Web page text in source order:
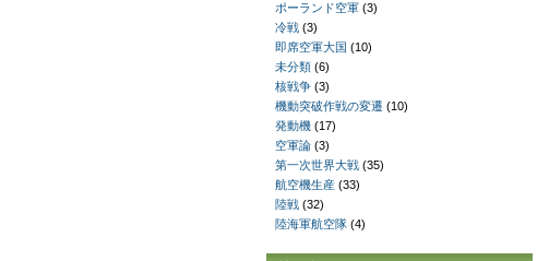
ポーランド空軍(3)
冷戦(3)
即席空軍大国 (10)
未分類(6)
核戦争(3)
機動突破作戦の変遷 (10)
発動機(17)
空軍論(3)
第一次世界大戦(35)
航空機生産(33)
陸戦(32)
陸海軍航空隊(4)